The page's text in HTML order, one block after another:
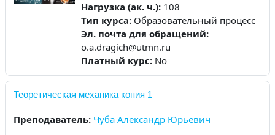
Нагрузка (ак. ч.): 108
Тип курса: Образовательный процесс
Эл. почта для обращений:
o.a.dragich@utmn.ru
Платный курс: No
Теоретическая механика копия 1
Преподаватель: Чуба Александр Юрьевич